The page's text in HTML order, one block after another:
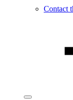
Contact